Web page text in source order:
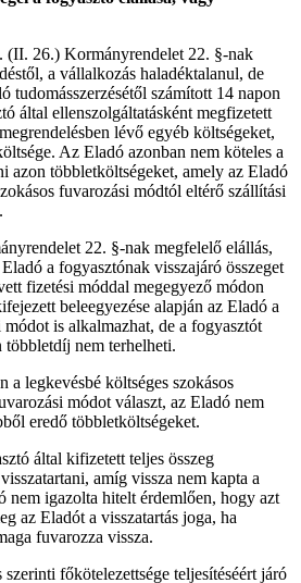
(II. 26.) Kormányrendelet 22. §-nak
a vállalkozás haladéktalanul, de
tudomásszerzésétől számított 14 napon
által ellenszolgáltatásként megfizetett
lévő egyéb költségeket,
Az Eladó azonban nem köteles a
azon többletköltségeket, amely az Eladó
fuvarozási módtól eltérő szállítási
22. §-nak megfelelő elállás,
a fogyasztónak visszajáró összeget
fizetési móddal megegyező módon
beleegyezése alapján az Eladó a
módot is alkalmazhat, de a fogyasztót
többletdíj nem terhelheti.
a legkevésbé költséges szokásos
módot választ, az Eladó nem
eredő többletköltségeket.
által kifizetett teljes összeg
amíg vissza nem kapta a
nem igazolta hitelt érdemlően, hogy azt
az Eladót a visszatartás joga, ha
fuvarozza vissza.
főkötelezettsége teljesítéséért járó